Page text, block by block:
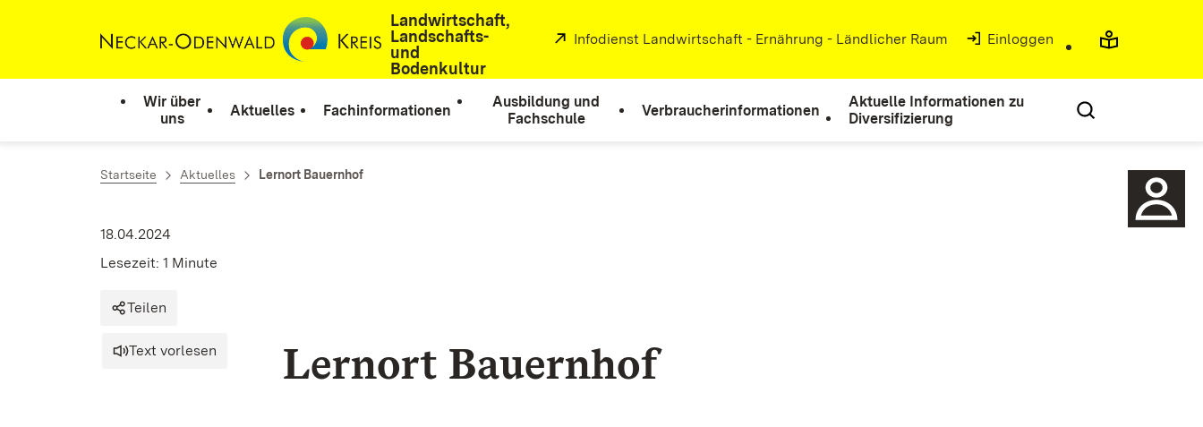
Landwirtschaft,
Landschafts-
und
Bodenkultur
Extern:
Infodienst Landwirtschaft - Ernährung - Ländlicher Raum (Öffnet in neuem Fenster)
Einloggen
Wir über
uns
Aktuelles Fachinformationen
Ausbildung und
Fachschule
Verbraucherinformationen
Aktuelle Informationen zu
Diversifizierung
Startseite Aktuelles Lernort Bauernhof
18.04.2024
Lesezeit: 1 Minute
Teilen
Text vorlesen Lernort Bauernhof